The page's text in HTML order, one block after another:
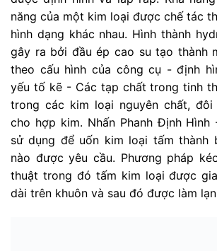
năng của một kim loại được chế tác
hình dạng khác nhau. Hình thành
gây ra bởi đầu ép cao su tạo thành
theo cấu hình của công cụ - định
yếu tố kẽ - Các tạp chất trong tinh
trong các kim loại nguyên chất,
cho hợp kim. Nhấn Phanh Định
sử dụng để uốn kim loại tấm thành
nào được yêu cầu. Phương pháp
thuật trong đó tấm kim loại được
dài trên khuôn và sau đó được làm